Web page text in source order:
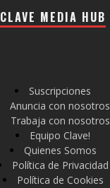
CLAVE MEDIA HUB
Suscripciones
Anuncia con nosotros
Trabaja con nosotros
Equipo Clave!
Quienes Somos
Política de Privacidad
Política de Cookies